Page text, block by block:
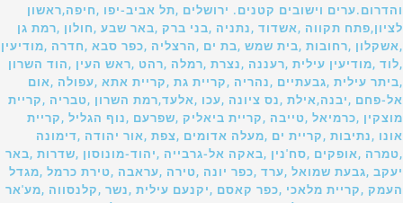
והדרום.ערים וישובים קטנים. ירושלים ,תל אביב-יפו ,חיפה,ראשון
לציון,פתח תקווה ,אשדוד ,נתניה ,בני ברק ,באר שבע ,חולון ,רמת גן
,אשקלון ,רחובות ,בית שמש ,בת ים ,הרצליה ,כפר סבא ,חדרה ,מודיעין
,לוד ,מודיעין עילית ,רעננה ,נצרת ,רמלה ,רהט ,ראש העין ,הוד השרון
,ביתר עילית ,גבעתיים ,נהריה ,קריית גת ,קריית אתא ,עפולה ,אום
אל-פחם ,יבנה,אילת ,נס ציונה ,עכו ,אלעד,רמת השרון ,טבריה ,קריית
מוצקין ,כרמיאל ,טייבה ,קריית ביאליק ,שפרעם ,נוף הגליל ,קריית
אונו ,נתיבות ,קריית ים ,מעלה אדומים ,צפת ,אור יהודה ,דימונה
,טמרה ,אופקים ,סח'נין ,באקה אל-גרבייה ,יהוד-מונוסון ,שדרות ,באר
יעקב ,גבעת שמואל ,ערד ,כפר יונה ,טירה ,עראבה ,טירת כרמל ,מגדל
העמק ,קריית מלאכי ,כפר קאסם ,יקנעם עילית ,נשר ,קלנסווה ,מע'אר